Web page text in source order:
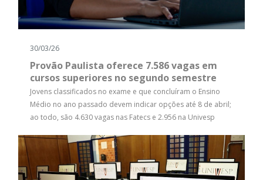
30/03/26
Provão Paulista oferece 7.586 vagas em
cursos superiores no segundo semestre
Jovens classificados no exame e que concluíram o Ensino
Médio no ano passado devem indicar opções até 8 de abril;
ao todo, são 4.630 vagas nas Fatecs e 2.956 na Univesp